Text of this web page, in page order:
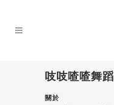
吱吱喳喳舞
關於